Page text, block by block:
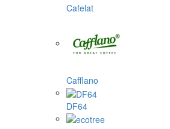
Cafelat
Cafflano
DF64